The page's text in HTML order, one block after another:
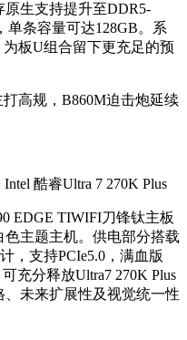
原生支持提升至DDR5-
单条容量可达128GB。系
板U组合留下更充足的预
高规，B860M迫击炮延续
酷睿Ultra 7 270K Plus
EDGE TIWIFI刀锋钛主板
主题主机。供电部分搭载
，支持PCIe5.0，满血版
充分释放Ultra7 270K Plus
未来扩展性及视觉统一性